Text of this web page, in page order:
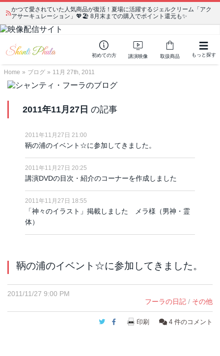
かつて愛されていた人気商品が復活！夏場に活躍するジェルクリーム「アク
アサーキュレーション」💖🏖️ 8月末までの購入でポイント還元も✨
初めての方 講演映像 取扱商品 もっと探す
Home » ブログ » 11月 27th, 2011
2011年11月27日 の記事
2011年11月27日 21:00
鞆の浦のイベント☆に参加してきました。
2011年11月27日 20:25
講演DVDの目次・紹介のコーナーを作成しました
2011年11月27日 18:55
「神々のイラスト」掲載しました メラ様（男神・霊
体）
鞆の浦のイベント☆に参加してきました。
2011/11/27 9:00 PM
フーラの日記 / その他
Twitter
Facebook
印刷 4 件のコメント